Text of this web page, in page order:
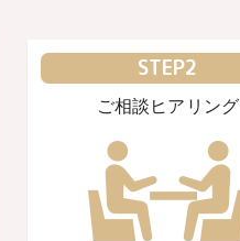
STEP2
ご相談ヒアリング